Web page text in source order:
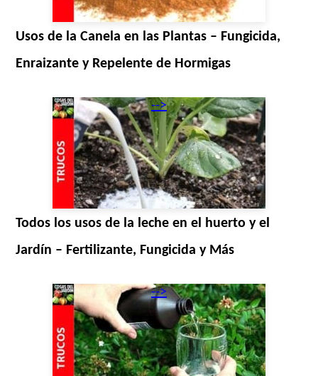
Usos de la Canela en las Plantas – Fungicida,
Enraizante y Repelente de Hormigas
-->
Todos los usos de la leche en el huerto y el
Jardín – Fertilizante, Fungicida y Más
-->